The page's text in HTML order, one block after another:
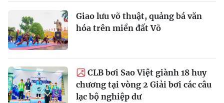
Giao lưu võ thuật, quảng bá văn
hóa trên miền đất Võ
CLB bơi Sao Việt giành 18 huy
chương tại vòng 2 Giải bơi các câu
lạc bộ nghiệp dư